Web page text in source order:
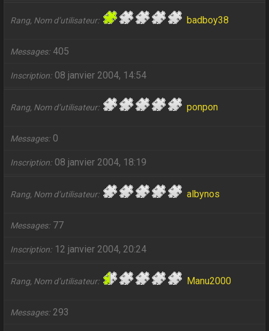
Rang, Nom d’utilisateur badboy38
Messages 405
Inscription 08 janvier 2004, 14:54
Rang, Nom d’utilisateur ponpon
Messages 0
Inscription 08 janvier 2004, 18:19
Rang, Nom d’utilisateur albynos
Messages 77
Inscription 12 janvier 2004, 20:24
Rang, Nom d’utilisateur Manu2000
Messages 293